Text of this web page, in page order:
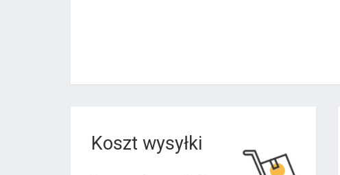
Koszt wysyłki